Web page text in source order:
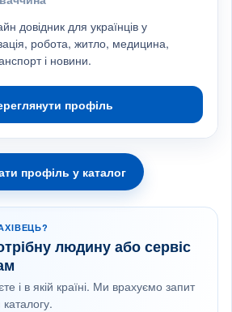
довідник для українців у
робота, житло, медицина,
і новини.
профіль
профіль у каталог
людину або сервіс
і в якій країні. Ми врахуємо запит